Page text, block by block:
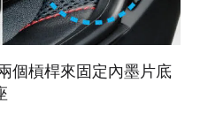
個槓桿來固定內墨片底